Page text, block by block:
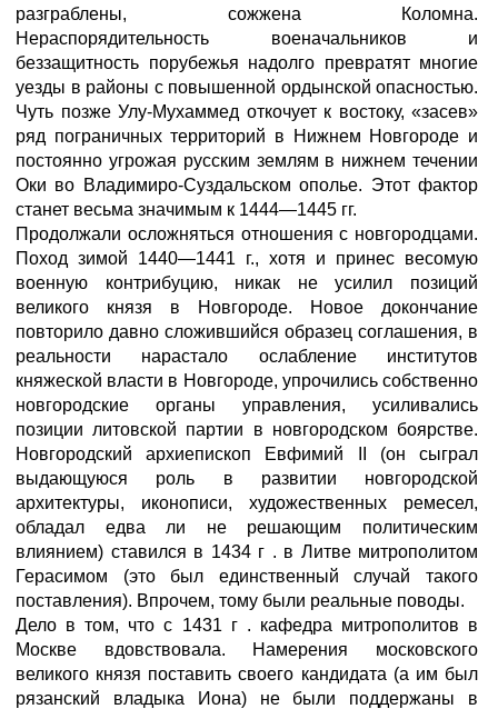
разграблены, сожжена Коломна.
Нераспорядительность военачальников и
беззащитность порубежья надолго превратят многие
уезды в районы с повышенной ордынской опасностью.
Чуть позже Улу-Мухаммед откочует к востоку, «засев»
ряд пограничных территорий в Нижнем Новгороде и
постоянно угрожая русским землям в нижнем течении
Оки во Владимиро-Суздальском ополье. Этот фактор
станет весьма значимым к 1444—1445 гг.
Продолжали осложняться отношения с новгородцами.
Поход зимой 1440—1441 г., хотя и принес весомую
военную контрибуцию, никак не усилил позиций
великого князя в Новгороде. Новое докончание
повторило давно сложившийся образец соглашения, в
реальности нарастало ослабление институтов
княжеской власти в Новгороде, упрочились собственно
новгородские органы управления, усиливались
позиции литовской партии в новгородском боярстве.
Новгородский архиепископ Евфимий II (он сыграл
выдающуюся роль в развитии новгородской
архитектуры, иконописи, художественных ремесел,
обладал едва ли не решающим политическим
влиянием) ставился в 1434 г . в Литве митрополитом
Герасимом (это был единственный случай такого
поставления). Впрочем, тому были реальные поводы.
Дело в том, что с 1431 г . кафедра митрополитов в
Москве вдовствовала. Намерения московского
великого князя поставить своего кандидата (а им был
рязанский владыка Иона) не были поддержаны в